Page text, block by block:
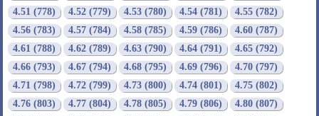
4.51 (778)
4.52 (779) 4.53 (780) 4.54 (781)
4.55 (782)
4.56 (783)
4.57 (784) 4.58 (785) 4.59 (786)
4.60 (787)
4.61 (788)
4.62 (789) 4.63 (790) 4.64 (791)
4.65 (792)
4.66 (793)
4.67 (794) 4.68 (795) 4.69 (796)
4.70 (797)
4.71 (798)
4.72 (799) 4.73 (800) 4.74 (801)
4.75 (802)
4.76 (803)
4.77 (804) 4.78 (805) 4.79 (806)
4.80 (807)